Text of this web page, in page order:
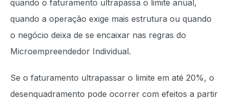
quando o faturamento ultrapassa o limite anual,
quando a operação exige mais estrutura ou quando
o negócio deixa de se encaixar nas regras do
Microempreendedor Individual.
Se o faturamento ultrapassar o limite em até 20%, o
desenquadramento pode ocorrer com efeitos a partir